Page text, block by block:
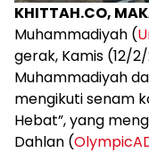
KHITTAH.CO,
Muhammadiyah (
gerak, Kamis (12/
Muhammadiyah
mengikuti senam
Hebat”, yang
Dahlan (